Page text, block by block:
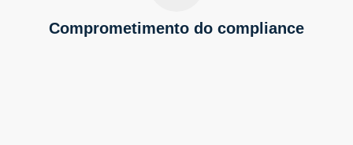
Comprometimento do compliance